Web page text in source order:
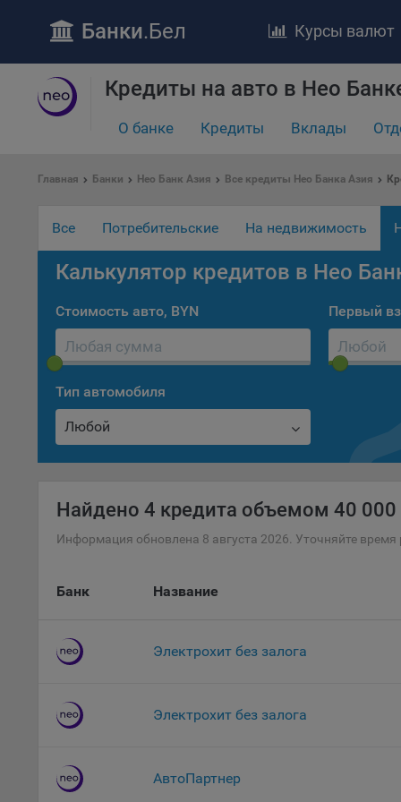
На
Банки.Бел Курсы валют
Кредиты на авто в Нео
О банке Кредиты Вклады
Главная Банки Нео Банк Азия Все кредиты Нео Банка Азия
Все Потребительские На недвижимость
Калькулятор кредитов в Нео
Стоимость авто, BYN Первый
Тип автомобиля
Любой
Найдено 4 кредита объемом 40 000
Информация обновлена 8 августа 2026. Уточняйте время
Банк Название
Электрохит без залога
Электрохит без залога
АвтоПартнер